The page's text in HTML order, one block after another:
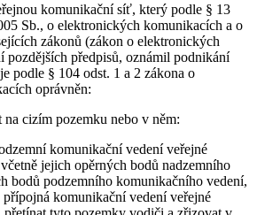
komunikační síť, který podle § 13
Sb., o elektronických komunikacích a o
zákonů (zákon o elektronických
pozdějších předpisů, oznámil podnikání
podle § 104 odst. 1 a 2 zákona o
oprávněn:
cizím pozemku nebo v něm:
komunikační vedení veřejné
jejich opěrných bodů nadzemního
bodů podzemního komunikačního vedení,
komunikační vedení veřejné